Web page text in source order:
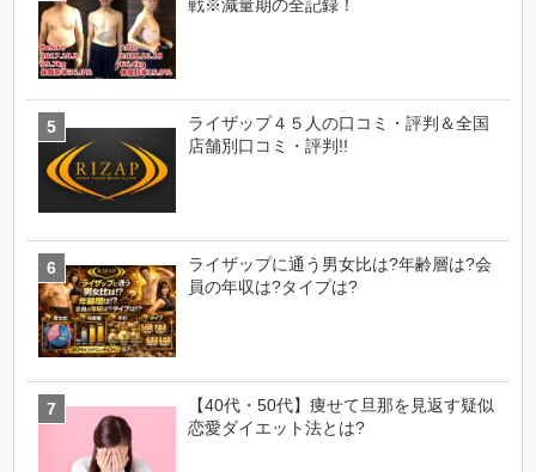
戦※減量期の全記録！
ライザップ４５人の口コミ・評判＆全国
店舗別口コミ・評判!!
ライザップに通う男女比は?年齢層は?会
員の年収は?タイプは?
【40代・50代】痩せて旦那を見返す疑似
恋愛ダイエット法とは?